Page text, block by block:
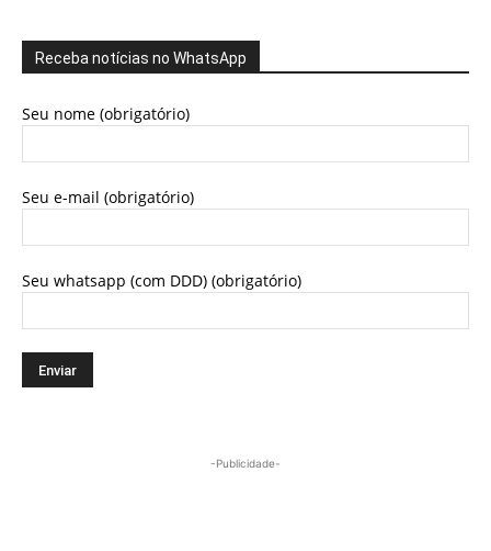
Receba notícias no WhatsApp
Seu nome (obrigatório)
Seu e-mail (obrigatório)
Seu whatsapp (com DDD) (obrigatório)
-Publicidade-